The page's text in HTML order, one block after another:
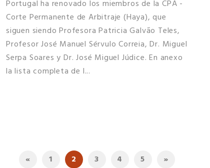
Portugal ha renovado los miembros de la CPA -
Corte Permanente de Arbitraje (Haya), que
siguen siendo Profesora Patricia Galvão Teles,
Profesor José Manuel Sérvulo Correia, Dr. Miguel
Serpa Soares y Dr. José Miguel Júdice. En anexo
la lista completa de l...
« 1 2 3 4 5 »